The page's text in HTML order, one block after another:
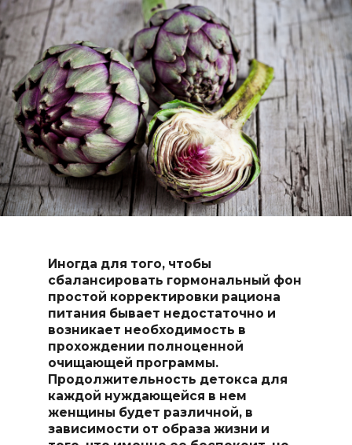
Иногда для того, чтобы
сбалансировать гормональный фон
простой корректировки рациона
питания бывает недостаточно и
возникает необходимость в
прохождении полноценной
очищающей программы.
Продолжительность детокса для
каждой нуждающейся в нем
женщины будет различной, в
зависимости от образа жизни и